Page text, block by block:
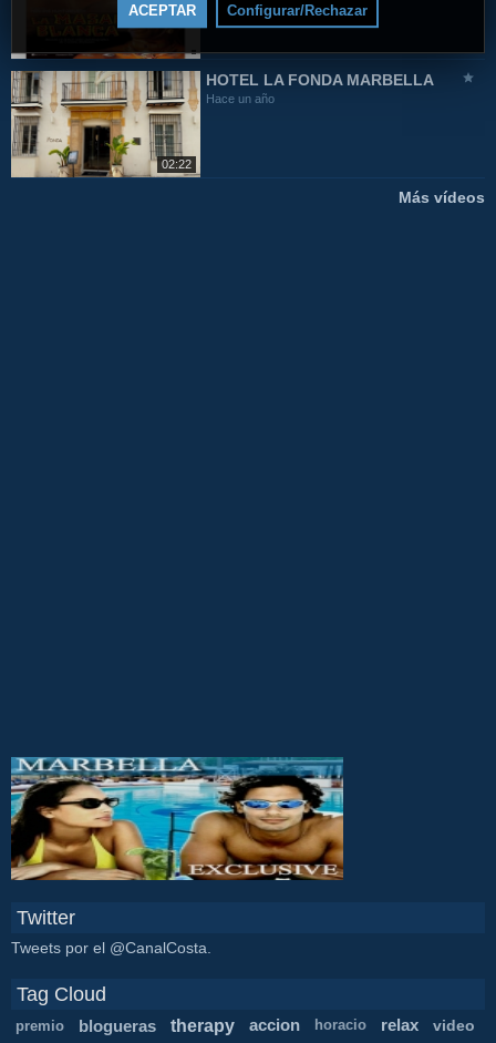
ACEPTAR Configurar/Rechazar
02:22
HOTEL LA FONDA MARBELLA
Hace un año
Más vídeos
Twitter
Tweets por el @CanalCosta.
Tag Cloud
premio blogueras therapy accion horacio relax video